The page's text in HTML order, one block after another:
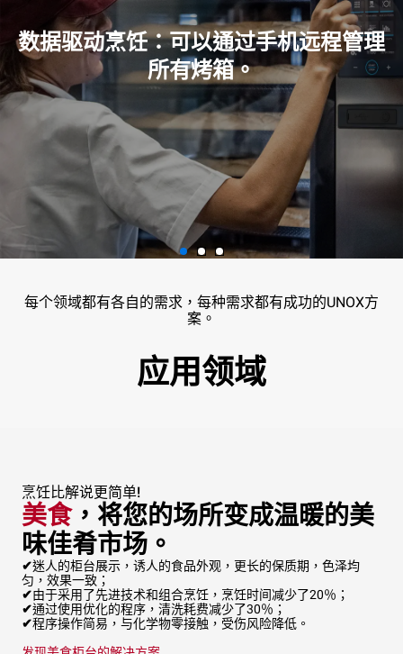
数据驱动烹饪：可以通过手机远程管理
所有烤箱。
每个领域都有各自的需求，每种需求都有成功的UNOX方
案。
应用领域
烹饪比解说更简单!
美食，将您的场所变成温暖的美
味佳肴市场 。
✔迷人的柜台展示，诱人的食品外观，更长的保质期，色泽均
匀，效果一致；
✔由于采用了先进技术和组合烹饪，烹饪时间减少了20％；
✔通过使用优化的程序，清洗耗费减少了30％；
✔程序操作简易，与化学物零接触，受伤风险降低。